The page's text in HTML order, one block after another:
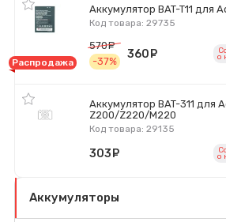
Аккумулятор BAT-T11 для
Код товара: 29735
Распродажа
570
-37%
360 руб.o
Аккумулятор BAT-311 для
Z200/Z220/M220
Код товара: 29135
303 o
Аккумуляторы